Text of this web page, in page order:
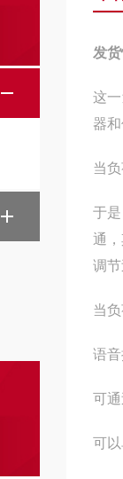
发
这
器
当
于
通
调
当
语
可
可